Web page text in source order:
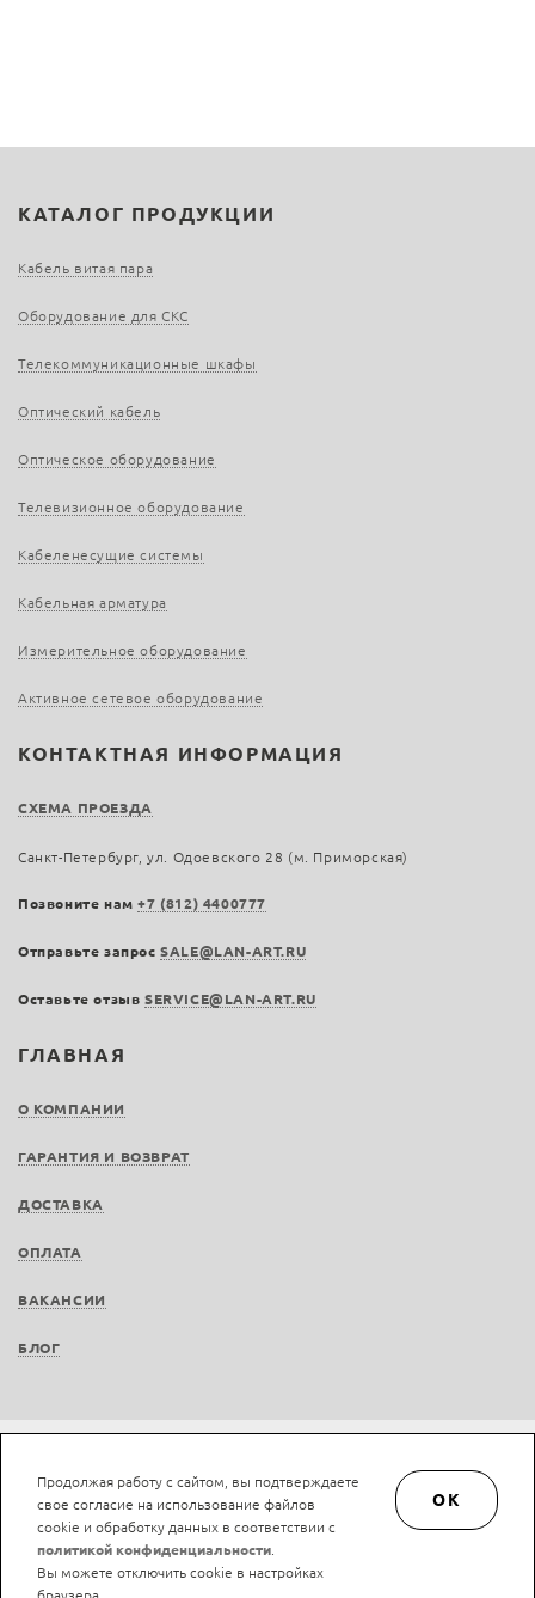
ГЛАВНАЯ
О КОМПАНИИ
ГАРАНТИЯ И ВОЗВРАТ
ДОСТАВКА
ОПЛАТА
ВАКАНСИИ
БЛОГ
КАТАЛОГ ПРОДУКЦИИ
Кабель витая пара
Оборудование для СКС
Телекоммуникационные шкафы
Оптический кабель
Оптическое оборудование
Телевизионное оборудование
Кабеленесущие системы
Кабельная арматура
Измерительное оборудование
Активное сетевое оборудование
КОНТАКТНАЯ ИНФОРМАЦИЯ
СХЕМА ПРОЕЗДА
Санкт-Петербург, ул. Одоевского 28 (м. Приморская)
Позвоните нам+7 (812) 4400777
Отправьте запросSALE@LAN-ART.RU
Оставьте отзыв SERVICE@LAN-ART.RU
Не является публичной офертой © LAN-art.ru, 2013—2026. Все права защищены.
Политика конфиденциальности.
Положение об обработке и защите персональных
данных.
Продолжая работу с сайтом, вы подтверждаете
свое согласие на использование файлов
cookie и обработку данных в соответствии с
политикой конфиденциальности
Вы можете отключить cookie в настройках
OK